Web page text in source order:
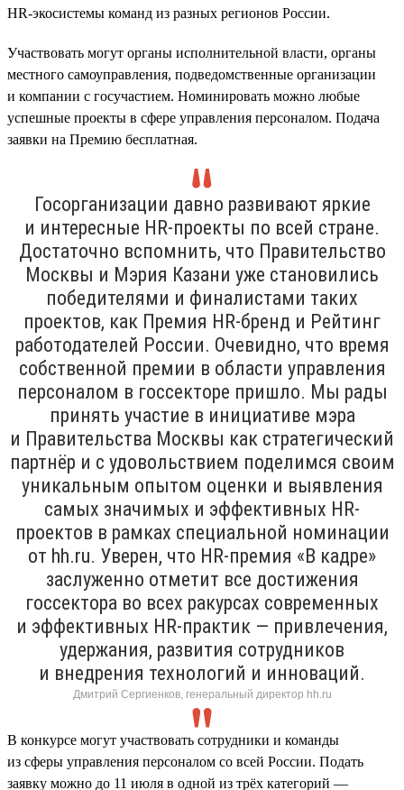
HR-экосистемы команд из разных регионов России.
Участвовать могут органы исполнительной власти, органы
местного самоуправления, подведомственные организации
и компании с госучастием. Номинировать можно любые
успешные проекты в сфере управления персоналом. Подача
заявки на Премию бесплатная.
Госорганизации давно развивают яркие
и интересные HR-проекты по всей стране.
Достаточно вспомнить, что Правительство
Москвы и Мэрия Казани уже становились
победителями и финалистами таких
проектов, как Премия HR-бренд и Рейтинг
работодателей России. Очевидно, что время
собственной премии в области управления
персоналом в госсекторе пришло. Мы рады
принять участие в инициативе мэра
и Правительства Москвы как стратегический
партнёр и с удовольствием поделимся своим
уникальным опытом оценки и выявления
самых значимых и эффективных HR-
проектов в рамках специальной номинации
от hh.ru. Уверен, что HR-премия «В кадре»
заслуженно отметит все достижения
госсектора во всех ракурсах современных
и эффективных HR-практик — привлечения,
удержания, развития сотрудников
и внедрения технологий и инноваций.
Дмитрий Сергиенков, генеральный директор hh.ru
В конкурсе могут участвовать сотрудники и команды
из сферы управления персоналом со всей России. Подать
заявку можно до 11 июля в одной из трёх категорий —